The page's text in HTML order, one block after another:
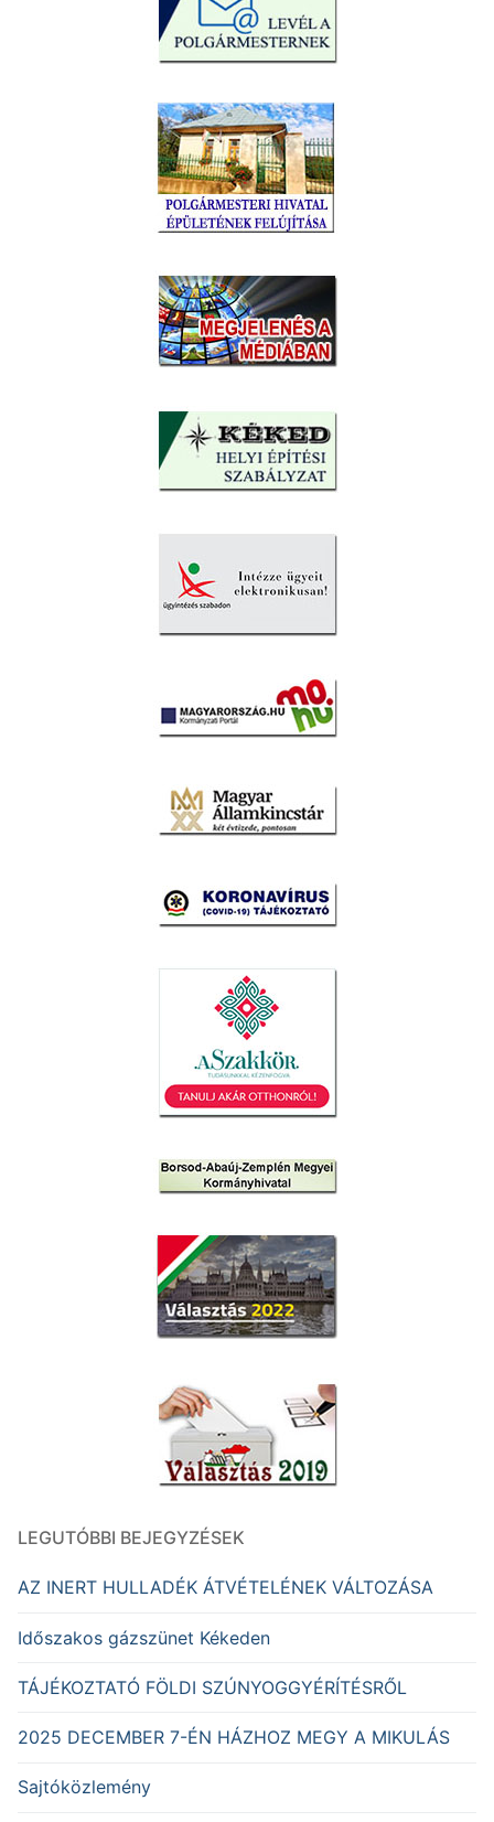
LEGUTÓBBI BEJEGYZÉSEK
AZ INERT HULLADÉK ÁTVÉTELÉNEK VÁLTOZÁSA
Időszakos gázszünet Kékeden
TÁJÉKOZTATÓ FÖLDI SZÚNYOGGYÉRÍTÉSRŐL
2025 DECEMBER 7-ÉN HÁZHOZ MEGY A MIKULÁS
Sajtóközlemény